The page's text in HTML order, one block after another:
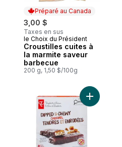
Préparé au Canada
3,00 $
Taxes en sus
Préparé au Canada
le Choix du Président
Croustilles cuites à
la marmite saveur
barbecue
200 g, 1,50 $/100g
Purée de pommes, pomme et
Ajouter